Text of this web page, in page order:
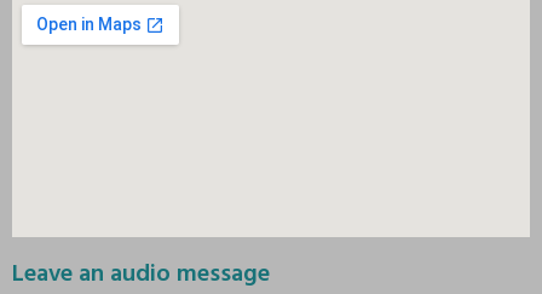
Leave an audio message